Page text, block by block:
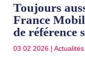
Toujours
France
de référence
03 02 2026| Actualités